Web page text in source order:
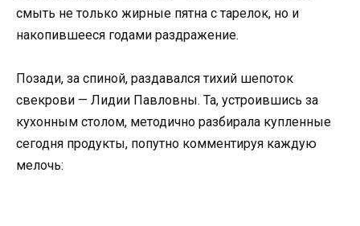
смыть не только жирные пятна с тарелок, но и
накопившееся годами раздражение.
Позади, за спиной, раздавался тихий шепоток
свекрови — Лидии Павловны. Та, устроившись за
кухонным столом, методично разбирала купленные
сегодня продукты, попутно комментируя каждую
мелочь: